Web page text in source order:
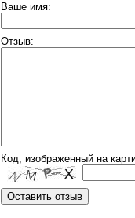
Ваше имя:
Отзыв:
Код, изображенный на